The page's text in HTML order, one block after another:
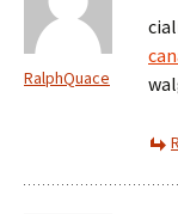
RalphQuace